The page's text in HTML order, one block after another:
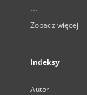
...
Zobacz więcej
Indeksy
Autor